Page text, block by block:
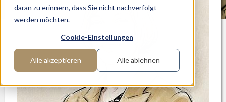
daran zu erinnern, dass Sie nicht nachverfolgt
werden möchten.
Cookie-Einstellungen
Alle akzeptieren Alle ablehnen